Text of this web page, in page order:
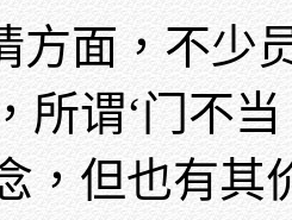
方面，不少
所谓‘门不
，但也有其